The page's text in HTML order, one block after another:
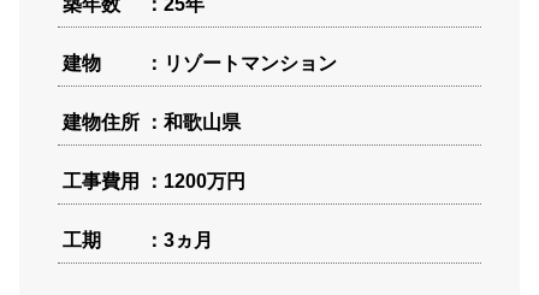
築年数 25年
建物 リゾートマンション
建物住所 和歌山県
工事費用 1200万円
工期 3ヵ月